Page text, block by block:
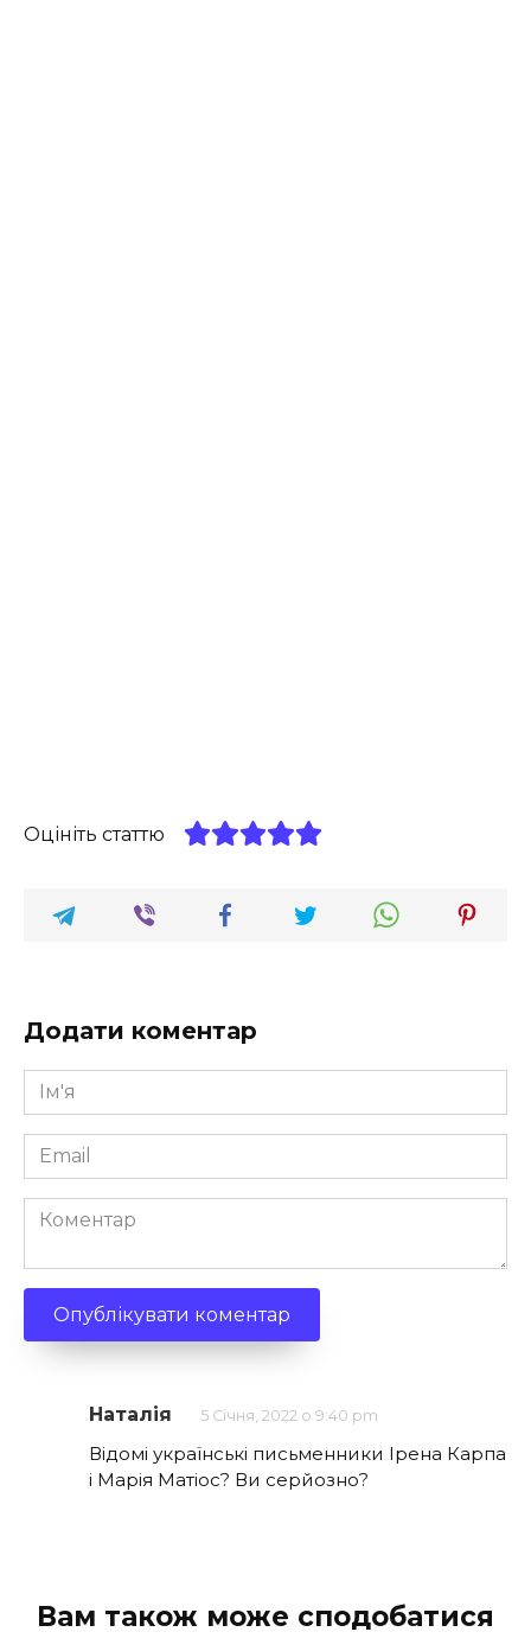
Оцініть статтю
Додати коментар
Ім'я
*
Email
*
Коментар
Наталія 5 Січня, 2022 о 9:40 pm
Відомі українські письменники Ірена Карпа
і Марія Матіос? Ви серйозно?
Вам також може сподобатися